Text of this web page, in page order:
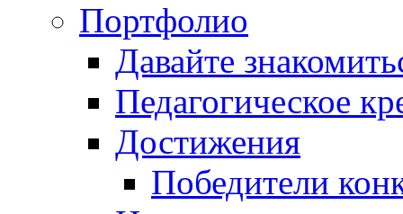
Портфолио
Давайте
Педагогическое
Достижения
Победители